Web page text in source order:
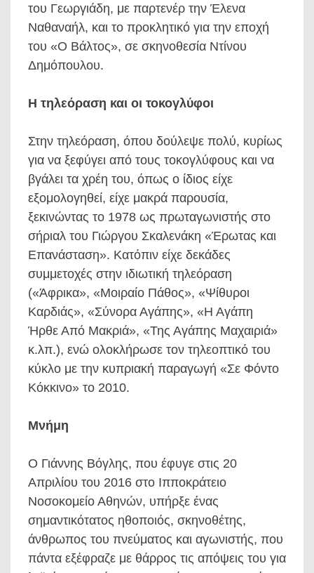
του Γεωργιάδη, με παρτενέρ την Έλενα
Ναθαναήλ, και το προκλητικό για την εποχή
του «Ο Βάλτος», σε σκηνοθεσία Ντίνου
Δημόπουλου.
Η τηλεόραση και οι τοκογλύφοι
Στην τηλεόραση, όπου δούλεψε πολύ, κυρίως
για να ξεφύγει από τους τοκογλύφους και να
βγάλει τα χρέη του, όπως ο ίδιος είχε
εξομολογηθεί, είχε μακρά παρουσία,
ξεκινώντας το 1978 ως πρωταγωνιστής στο
σήριαλ του Γιώργου Σκαλενάκη «Έρωτας και
Επανάσταση». Κατόπιν είχε δεκάδες
συμμετοχές στην ιδιωτική τηλεόραση
(«Άφρικα», «Μοιραίο Πάθος», «Ψίθυροι
Καρδιάς», «Σύνορα Αγάπης», «Η Αγάπη
Ήρθε Από Μακριά», «Της Αγάπης Μαχαιριά»
κ.λπ.), ενώ ολοκλήρωσε τον τηλεοπτικό του
κύκλο με την κυπριακή παραγωγή «Σε Φόντο
Κόκκινο» το 2010.
Μνήμη
Ο Γιάννης Βόγλης, που έφυγε στις 20
Απριλίου του 2016 στο Ιπποκράτειο
Νοσοκομείο Αθηνών, υπήρξε ένας
σημαντικότατος ηθοποιός, σκηνοθέτης,
άνθρωπος του πνεύματος και αγωνιστής, που
πάντα εξέφραζε με θάρρος τις απόψεις του για